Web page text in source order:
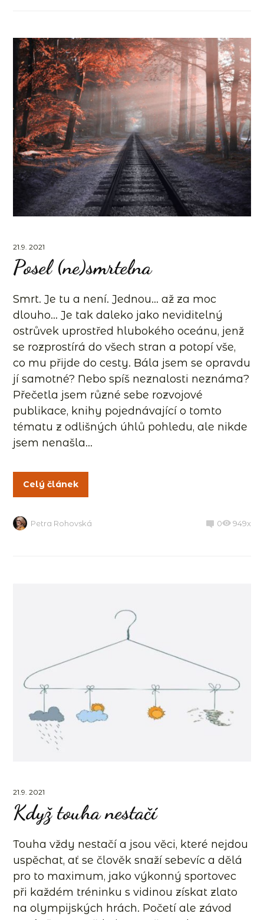
21.9. 2021
Posel (ne)smrtelna
Smrt. Je tu a není. Jednou… až za moc
dlouho… Je tak daleko jako neviditelný
ostrůvek uprostřed hlubokého oceánu, jenž
se rozprostírá do všech stran a potopí vše,
co mu přijde do cesty. Bála jsem se opravdu
jí samotné? Nebo spíš neznalosti neznáma?
Přečetla jsem různé sebe rozvojové
publikace, knihy pojednávající o tomto
tématu z odlišných úhlů pohledu, ale nikde
jsem nenašla...
Celý článek
Petra Rohovská 0 949x
21.9. 2021
Když touha nestačí
Touha vždy nestačí a jsou věci, které nejdou
uspěchat, ať se člověk snaží sebevíc a dělá
pro to maximum, jako výkonný sportovec
při každém tréninku s vidinou získat zlato
na olympijských hrách. Početí ale závod